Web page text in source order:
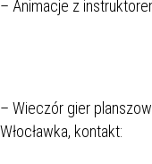
Animacje z
Wieczór gier
kontakt: